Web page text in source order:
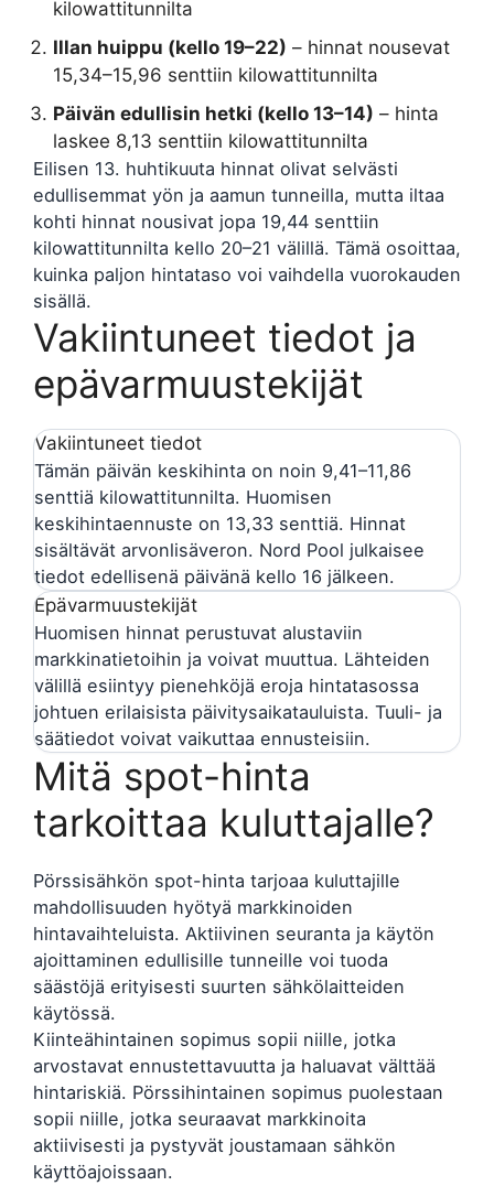
kilowattitunnilta
Illan huippu (kello 19–22) – hinnat nousevat
15,34–15,96 senttiin kilowattitunnilta
Päivän edullisin hetki (kello 13–14) – hinta
laskee 8,13 senttiin kilowattitunnilta
Eilisen 13. huhtikuuta hinnat olivat selvästi
edullisemmat yön ja aamun tunneilla, mutta iltaa
kohti hinnat nousivat jopa 19,44 senttiin
kilowattitunnilta kello 20–21 välillä. Tämä osoittaa,
kuinka paljon hintataso voi vaihdella vuorokauden
sisällä.
Vakiintuneet tiedot ja
epävarmuustekijät
Vakiintuneet tiedot
Tämän päivän keskihinta on noin 9,41–11,86
senttiä kilowattitunnilta. Huomisen
keskihintaennuste on 13,33 senttiä. Hinnat
sisältävät arvonlisäveron. Nord Pool julkaisee
tiedot edellisenä päivänä kello 16 jälkeen.
Epävarmuustekijät
Huomisen hinnat perustuvat alustaviin
markkinatietoihin ja voivat muuttua. Lähteiden
välillä esiintyy pienehköjä eroja hintatasossa
johtuen erilaisista päivitysaikatauluista. Tuuli- ja
säätiedot voivat vaikuttaa ennusteisiin.
Mitä spot-hinta
tarkoittaa kuluttajalle?
Pörssisähkön spot-hinta tarjoaa kuluttajille
mahdollisuuden hyötyä markkinoiden
hintavaihteluista. Aktiivinen seuranta ja käytön
ajoittaminen edullisille tunneille voi tuoda
säästöjä erityisesti suurten sähkölaitteiden
käytössä.
Kiinteähintainen sopimus sopii niille, jotka
arvostavat ennustettavuutta ja haluavat välttää
hintariskiä. Pörssihintainen sopimus puolestaan
sopii niille, jotka seuraavat markkinoita
aktiivisesti ja pystyvät joustamaan sähkön
käyttöajoissaan.